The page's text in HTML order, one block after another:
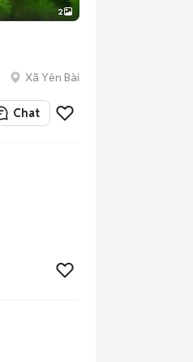
2
Xã Yên Bài
Chat